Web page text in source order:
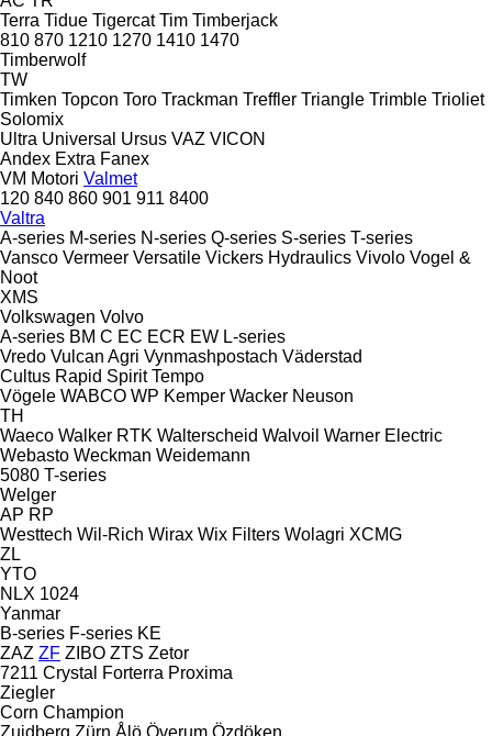
Terra Tidue Tigercat Tim Timberjack
810 870 1210 1270 1410 1470
Timberwolf
TW
Timken Topcon Toro Trackman Treffler Triangle Trimble Trioliet
Solomix
Ultra Universal Ursus VAZ VICON
Andex Extra Fanex
VM Motori Valmet
120 840 860 901 911 8400
Valtra
A-series M-series N-series Q-series S-series T-series
Vansco Vermeer Versatile Vickers Hydraulics Vivolo Vogel &
Noot
XMS
Volkswagen Volvo
A-series BM C EC ECR EW L-series
Vredo Vulcan Agri Vynmashpostach Väderstad
Cultus Rapid Spirit Tempo
Vögele WABCO WP Kemper Wacker Neuson
TH
Waeco Walker RTK Walterscheid Walvoil Warner Electric
Webasto Weckman Weidemann
5080 T-series
Welger
AP RP
Westtech Wil-Rich Wirax Wix Filters Wolagri XCMG
ZL
YTO
NLX 1024
Yanmar
B-series F-series KE
ZAZ ZF ZIBO ZTS Zetor
7211 Crystal Forterra Proxima
Ziegler
Corn Champion
Zuidberg Zürn Ålö Överum Özdöken